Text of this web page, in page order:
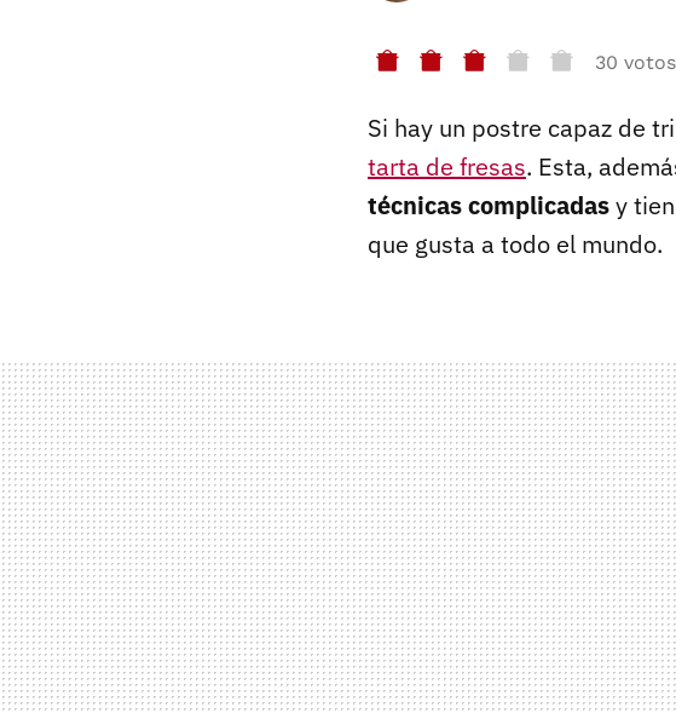
30 votos
Si hay un postre capaz de
tarta de fresas. Esta,
técnicas complicadasy
que gusta a todo el mundo.